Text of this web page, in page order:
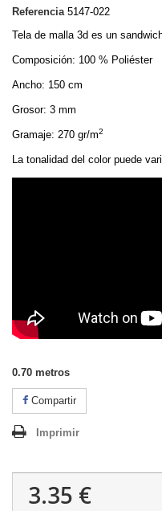
Referencia 5147-022
Tela de malla 3d es un
Composición: 100 % Poliéster
Ancho: 150 cm
Grosor: 3 mm
Gramaje: 270 gr/m2
La tonalidad del color puede
0.70 metros
Compartir
Imprimir
3.35 €